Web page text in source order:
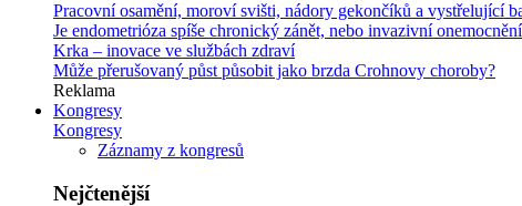
Pracovní osamění, moroví svišti, nádory gekončíků a vystřelující
Je endometrióza spíše chronický zánět, nebo invazivní
Krka –⁠ inovace ve službách zdraví
Může přerušovaný půst působit jako brzda Crohnovy choroby?
Reklama
Kongresy
Kongresy
Záznamy z kongresů
Nejčtenější